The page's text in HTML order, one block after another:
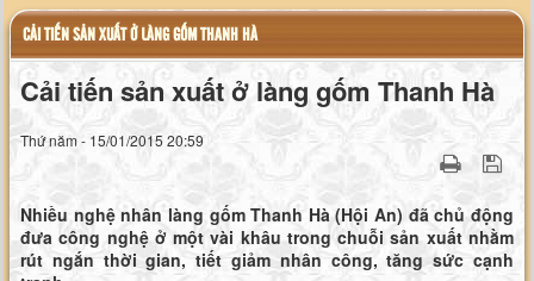
CẢI TIẾN SẢN XUẤT Ở LÀNG GỐM THANH HÀ
Cải tiến sản xuất ở làng gốm Thanh Hà
Thứ năm - 15/01/2015 20:59
Nhiều nghệ nhân làng gốm Thanh Hà (Hội An) đã chủ động
đưa công nghệ ở một vài khâu trong chuỗi sản xuất nhằm
rút ngắn thời gian, tiết giảm nhân công, tăng sức cạnh